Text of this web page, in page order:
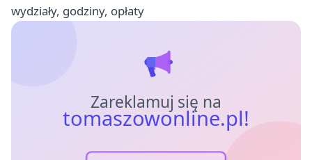
wydziały, godziny, opłaty
Zareklamuj się na
tomaszowonline.pl!